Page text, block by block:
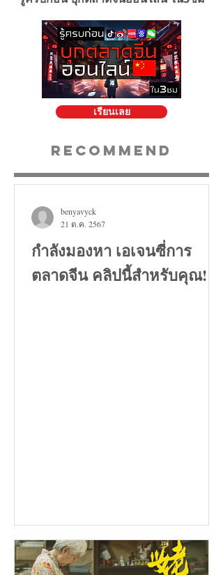
เรียนเลย
Recommend
กำลังมองหา เอเจนซี่การ
ตลาดจีน คลิปนี้สำหรับคุณ!
benyavyck
21 ต.ค. 2567